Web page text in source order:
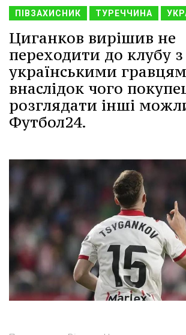
ПІВЗАХИСНИК ТУРЕЧЧИНА
Циганков вирішив не
переходити до клубу з
українськими
внаслідок чого
розглядати інші
Футбол24.